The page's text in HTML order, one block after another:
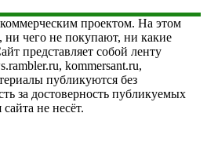
проектом. На этом
ни чего не покупают, ни какие
представляет собой ленту
kommersant.ru,
публикуются без
за достоверность публикуемых
не несёт.